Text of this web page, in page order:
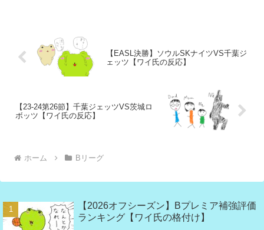
【EASL決勝】ソウルSKナイツVS千葉ジ
ェッツ【ワイ氏の反応】
【23-24第26節】千葉ジェッツVS茨城ロ
ボッツ【ワイ氏の反応】
ホーム Bリーグ
【2026オフシーズン】Bプレミア補強評価
ランキング【ワイ氏の格付け】